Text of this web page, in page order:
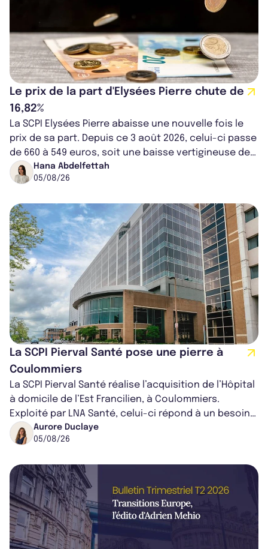
Le prix de la part d'Elysées Pierre chute de
16,82%
La SCPI Elysées Pierre abaisse une nouvelle fois le
prix de sa part. Depuis ce 3 août 2026, celui-ci passe
de 660 à 549 euros, soit une baisse vertigineuse de
16,82%. Cette nouvell...
Hana Abdelfettah
05/08/26
La SCPI Pierval Santé pose une pierre à
Coulommiers
La SCPI Pierval Santé réalise l’acquisition de l’Hôpital
à domicile de l’Est Francilien, à Coulommiers.
Exploité par LNA Santé, celui-ci répond à un besoin
médical croissant, qui s...
Aurore Duclaye
05/08/26